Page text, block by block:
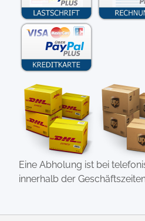
Eine Abholung ist bei
innerhalb der